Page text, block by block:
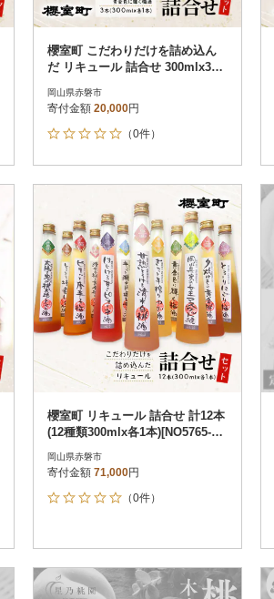
櫻室町 こだわりだけを詰め込ん
だ リキュール 詰合せ 300mlx3本
岡山県赤磐市
寄付金額 20,000円
（0件）
櫻室町 リキュール 詰合せ 計12本
(12種類300mlx各1本)[NO5765-10
岡山県赤磐市
寄付金額 71,000円
（0件）